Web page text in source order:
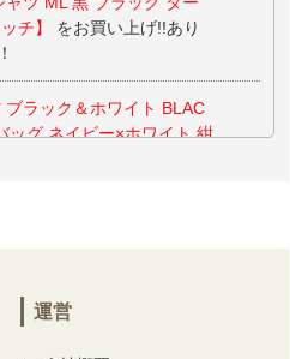
チ】
をお買い上げ!!あり
ブラック＆ホワイト BLAC
ッグ ネイビー×ホワイト 紺
ツ PEARLY GATES ブル
運営